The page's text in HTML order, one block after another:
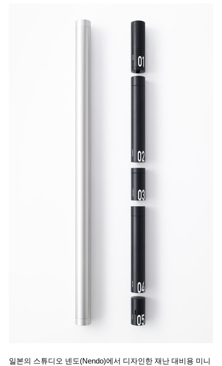
일본의 스튜디오 넨도(Nendo)에서 디자인한 재난 대비용 미니